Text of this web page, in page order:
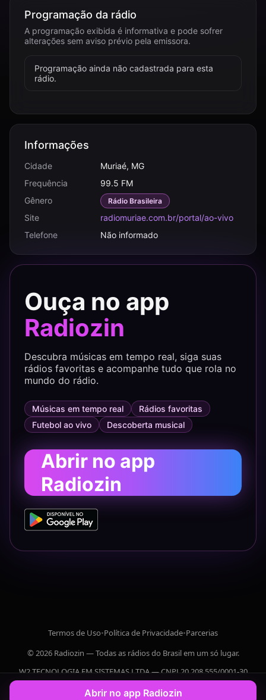
Programação da rádio
A programação exibida é informativa e pode sofrer
alterações sem aviso prévio pela emissora.
Programação ainda não cadastrada para esta
rádio.
Informações
Cidade
Muriaé, MG
Frequência
99.5 FM
Gênero
Rádio Brasileira
Site
radiomuriae.com.br/portal/ao-vivo
Telefone
Não informado
Ouça no app
Radiozin
Descubra músicas em tempo real, siga suas
rádios favoritas e acompanhe tudo que rola no
mundo do rádio.
Músicas em tempo real
Rádios favoritas
Futebol ao vivo
Descoberta musical
Abrir no app
Radiozin
Termos de Uso•Política de Privacidade•Parcerias
© 2026 Radiozin — Todas as rádios do Brasil em um só lugar.
W2 TECNOLOGIA EM SISTEMAS LTDA — CNPJ 20.208.555/0001-30
Abrir no app Radiozin